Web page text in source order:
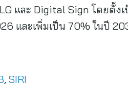
และ Digital Sign โดยตั้ง
และเพิ่มเป็น 70% ในปี
, SIRI